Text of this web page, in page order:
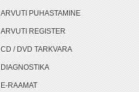
ARVUTI PUHASTAMINE
ARVUTI REGISTER
CD / DVD TARKVARA
DIAGNOSTIKA
E-RAAMAT